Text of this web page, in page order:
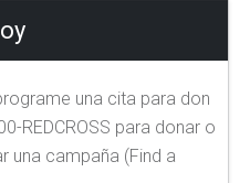
una cita para don
REDCROSS para donar o
una campaña (Find a